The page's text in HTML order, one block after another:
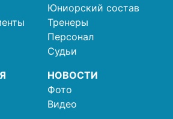
Юниорский состав
Тренеры
Персонал
Судьи
НОВОСТИ
Фото
Видео